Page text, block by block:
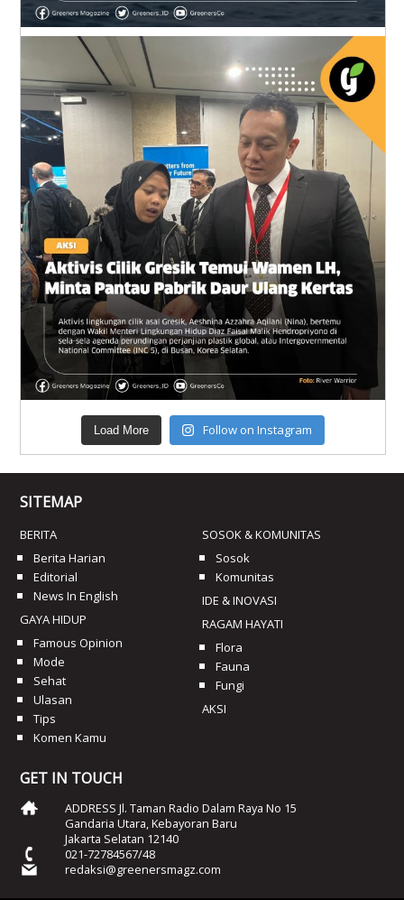
Load More Follow on Instagram
SITEMAP
BERITA
Berita Harian
Editorial
News In English
GAYA HIDUP
Famous Opinion
Mode
Sehat
Ulasan
Tips
Komen Kamu
SOSOK & KOMUNITAS
Sosok
Komunitas
IDE & INOVASI
RAGAM HAYATI
Flora
Fauna
Fungi
AKSI
GET IN TOUCH
ADDRESS Jl. Taman Radio Dalam Raya No 15
Gandaria Utara, Kebayoran Baru
Jakarta Selatan 12140
021-72784567/48
redaksi@greenersmagz.com